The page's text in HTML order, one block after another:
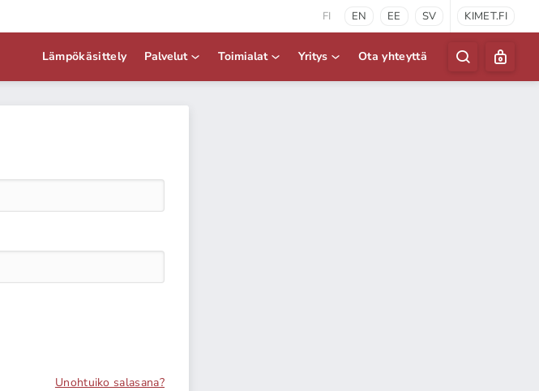
FI EN EE SV KIMET.FI
Lämpökäsittely Palvelut Toimialat Yritys Ota yhteyttä
Unohtuiko salasana?